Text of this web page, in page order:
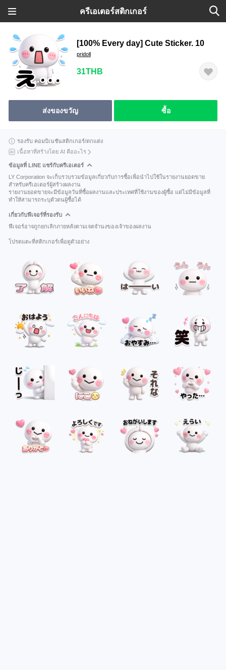
ครีเอเตอร์สติกเกอร์
[100% Every day] Cute Sticker. 10
pridoll
31THB
ส่งของขวัญ ซื้อ
รองรับ คอมบิเนชันสติกเกอร์/ตกแต่ง
เนื้อหาที่สร้างโดย AI คืออะไร
ข้อมูลที่ LINE แชร์กับครีเอเตอร์
LY Corporation จะเก็บรวบรวมข้อมูลเกี่ยวกับการซื้อเพื่อนำไปใช้ในรายงานยอดขาย
สำหรับครีเอเตอร์ผู้สร้างผลงาน
รายงานยอดขายจะมีข้อมูลวันที่ซื้อผลงานและประเทศที่ใช้งานของผู้ซื้อ แต่ไม่มีข้อมูลที่
ทำให้สามารถระบุตัวตนผู้ซื้อได้
เกี่ยวกับฟีเจอร์ที่รองรับ
ฟีเจอร์อาจถูกยกเลิกภายหลังตามเจตจำนงของเจ้าของผลงาน
โปรดแตะที่สติกเกอร์เพื่อดูตัวอย่าง